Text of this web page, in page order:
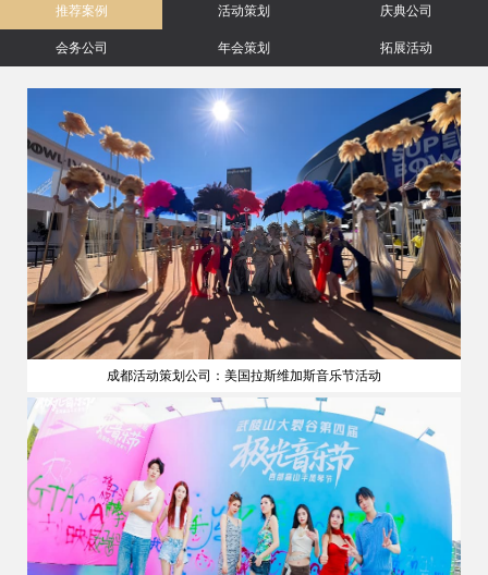
推荐案例 活动策划
庆典公司
会务公司
年会策划 拓展活动
成都活动策划公司：美国拉斯维加斯音乐节活动